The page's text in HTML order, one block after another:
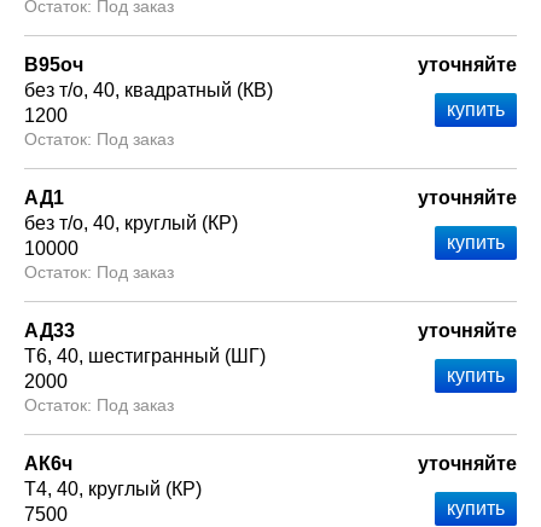
Под заказ
В95оч
без т/о 40 квадратный (КВ)
1200
Под заказ
уточняйте
АД1
без т/о 40 круглый (КР)
10000
Под заказ
уточняйте
АД33
Т6 40 шестигранный (ШГ)
2000
Под заказ
уточняйте
АК6ч
Т4 40 круглый (КР)
7500
уточняйте